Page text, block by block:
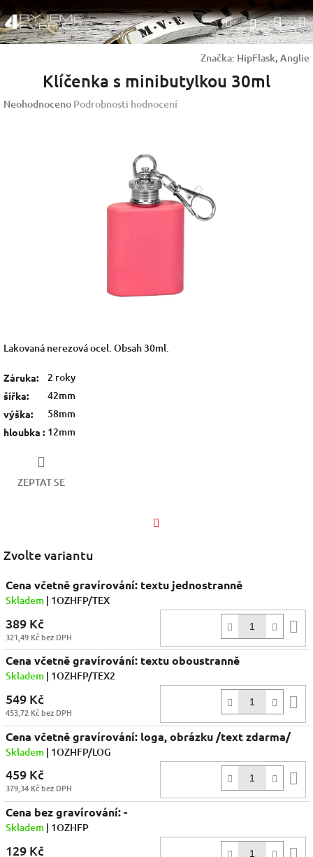
na
obsah
HledatPřihlášení
Značka: HipFlask, Anglie
Klíčenka s minibutylkou 30ml
Průměrné
Neohodnoceno Podrobnosti hodnocení
Lakovaná nerezová ocel. Obsah 30ml.
Záruka: 2 roky
šířka: 42mm
výška: 58mm
hloubka : 12mm
ZEPTAT SE
Zvolte variantu
Cena včetně gravírování: textu jednostranně
Skladem | 1OZHFP/TEX
389 Kč
321,49 Kč bez DPH
Cena včetně gravírování: textu oboustranně
Skladem | 1OZHFP/TEX2
549 Kč
453,72 Kč bez DPH
Cena včetně gravírování: loga, obrázku /text zdarma/
Skladem | 1OZHFP/LOG
459 Kč
379,34 Kč bez DPH
Cena bez gravírování: -
Skladem | 1OZHFP
129 Kč